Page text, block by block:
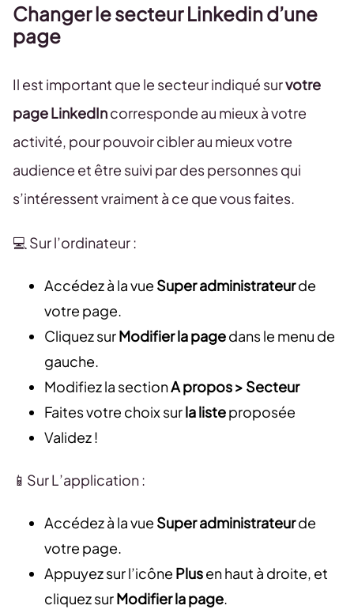
Changer le secteur Linkedin d’une
page
Il est important que le secteur indiqué survotre
page LinkedIncorresponde au mieux à votre
activité, pour pouvoir cibler au mieux votre
audience et être suivi par des personnes qui
s’intéressent vraiment à ce que vous faites.
💻 Sur l’ordinateur :
Accédez à la vue Super administrateurde
votre page.
Cliquez surModifier la pagedans le menu de
gauche.
Modifiez la sectionA propos > Secteur
Faites votre choix surla listeproposée
Validez !
📱Sur L’application :
Accédez à la vue Super administrateurde
votre page.
Appuyez sur l’icône Plusen haut à droite, et
cliquez surModifier la page.